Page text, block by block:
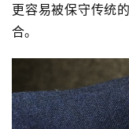
更容易被保守传统
合。